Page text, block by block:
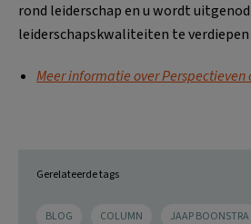
rond leiderschap en u wordt
leiderschapskwaliteiten te
Meer informatie over Perspectieven
Gerelateerde tags
BLOG COLUMN JAAP BOONSTRA